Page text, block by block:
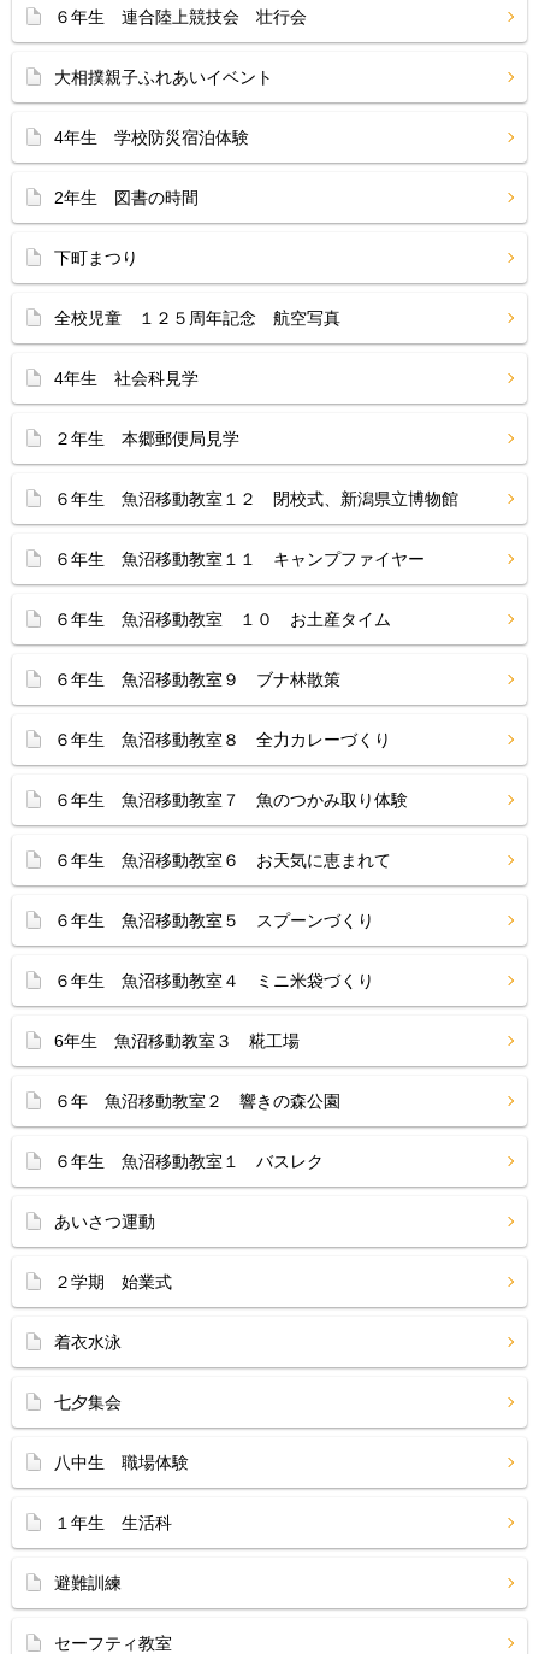
６年生 連合陸上競技会 壮行会
大相撲親子ふれあいイベント
4年生 学校防災宿泊体験
2年生 図書の時間
下町まつり
全校児童 １２５周年記念 航空写真
4年生 社会科見学
２年生 本郷郵便局見学
６年生 魚沼移動教室１２ 閉校式、新潟県立博物館
６年生 魚沼移動教室１１ キャンプファイヤー
６年生 魚沼移動教室 １０ お土産タイム
６年生 魚沼移動教室９ ブナ林散策
６年生 魚沼移動教室８ 全力カレーづくり
６年生 魚沼移動教室７ 魚のつかみ取り体験
６年生 魚沼移動教室６ お天気に恵まれて
６年生 魚沼移動教室５ スプーンづくり
６年生 魚沼移動教室４ ミニ米袋づくり
6年生 魚沼移動教室３ 糀工場
６年 魚沼移動教室２ 響きの森公園
６年生 魚沼移動教室１ バスレク
あいさつ運動
２学期 始業式
着衣水泳
七夕集会
八中生 職場体験
１年生 生活科
避難訓練
セーフティ教室